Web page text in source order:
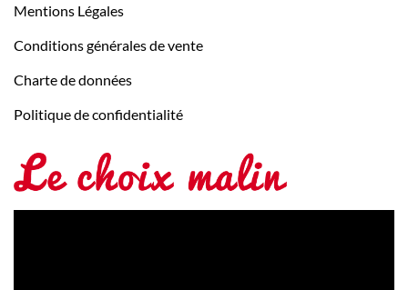
Mentions Légales
Conditions générales de vente
Charte de données
Politique de confidentialité